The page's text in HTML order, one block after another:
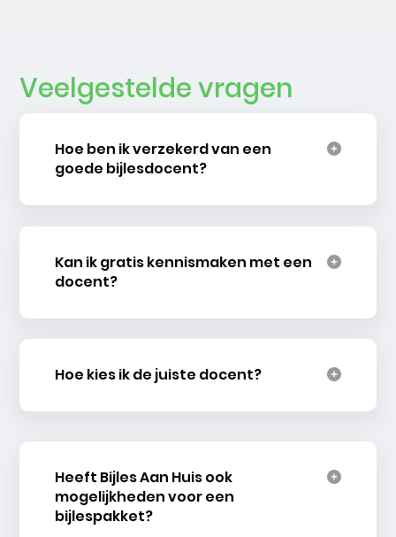
Veelgestelde vragen
Hoe ben ik verzekerd van een
goede bijlesdocent?
Kan ik gratis kennismaken met een
docent?
Hoe kies ik de juiste docent?
Heeft Bijles Aan Huis ook
mogelijkheden voor een
bijlespakket?